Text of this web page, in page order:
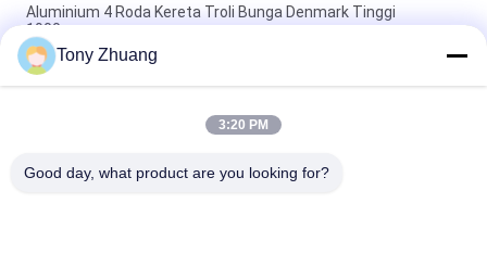
Aluminium 4 Roda Kereta Troli Bunga Denmark Tinggi
1900mm
Troli Pabrik Kayu Lapis Besi Baja Denmark, Rak Pot Bunga
500kgs Dengan 4 Roda
Mobile 30 Holes Danish Flower Trolley H74.8inch DC Container
Tony Zhuang
3:20 PM
Good day, what product are you looking for?